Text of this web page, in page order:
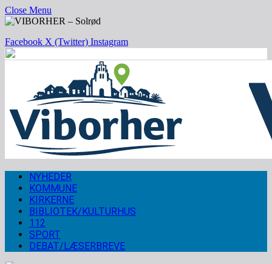
Close Menu
Facebook X (Twitter) Instagram
NYHEDER
KOMMUNE
KIRKERNE
BIBLIOTEK/KULTURHUS
112
SPORT
DEBAT/LÆSERBREVE